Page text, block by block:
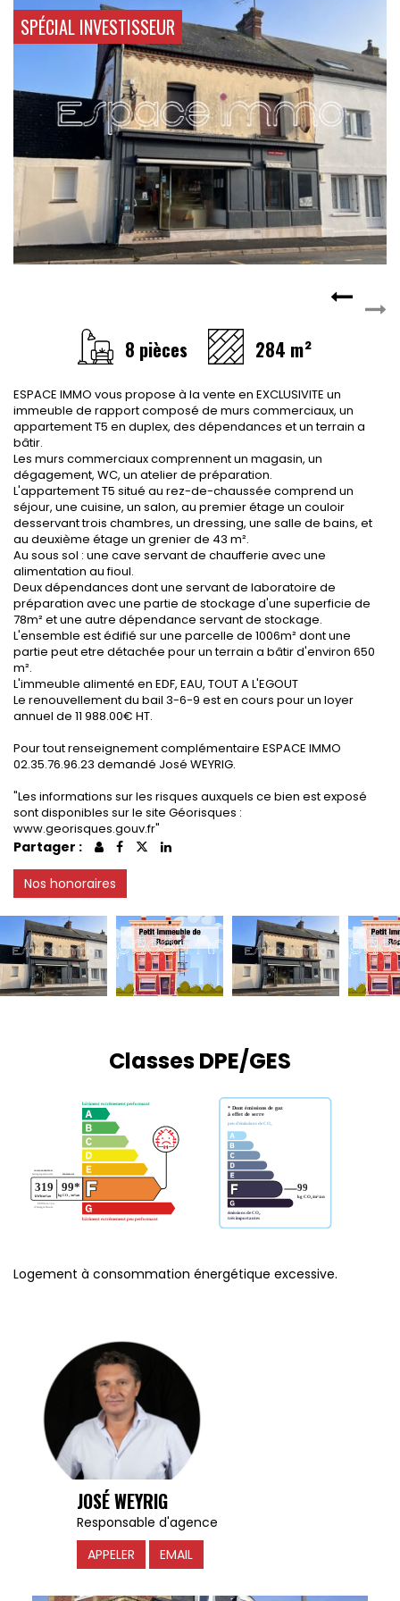
CONTACT
RECRUTEMENT
SERVICES
Actualités
Partenaires
Le palmarès de l'entreprise
SPÉCIAL INVESTISSEUR
8 pièces 284 m²
ESPACE IMMO vous propose à la vente en EXCLUSIVITE un
immeuble de rapport composé de murs commerciaux, un
appartement T5 en duplex, des dépendances et un terrain a
bâtir.
Les murs commerciaux comprennent un magasin, un
dégagement, WC, un atelier de préparation.
L'appartement T5 situé au rez-de-chaussée comprend un
séjour, une cuisine, un salon, au premier étage un couloir
desservant trois chambres, un dressing, une salle de bains, et
au deuxième étage un grenier de 43 m².
Au sous sol : une cave servant de chaufferie avec une
alimentation au fioul.
Deux dépendances dont une servant de laboratoire de
préparation avec une partie de stockage d'une superficie de
78m² et une autre dépendance servant de stockage.
L'ensemble est édifié sur une parcelle de 1006m² dont une
partie peut etre détachée pour un terrain a bâtir d'environ 650
m².
L'immeuble alimenté en EDF, EAU, TOUT A L'EGOUT
Le renouvellement du bail 3-6-9 est en cours pour un loyer
annuel de 11 988.00€ HT.
Pour tout renseignement complémentaire ESPACE IMMO
02.35.76.96.23 demandé José WEYRIG.
"Les informations sur les risques auxquels ce bien est exposé
sont disponibles sur le site Géorisques :
www.georisques.gouv.fr"
Partager :
Nos honoraires
Classes DPE/GES
Logement à consommation énergétique excessive.
JOSÉ WEYRIG
Responsable d'agence
APPELER
EMAIL